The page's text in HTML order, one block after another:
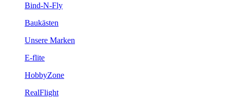
Bind-N-Fly
Baukästen
Unsere Marken
E-flite
HobbyZone
RealFlight